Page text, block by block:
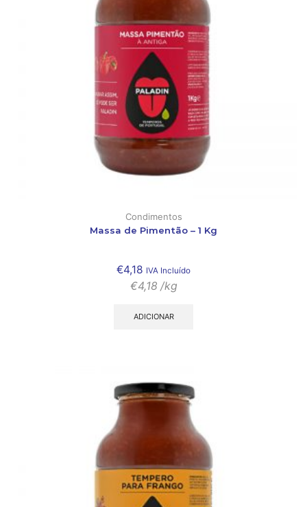
Condimentos
Massa de Pimentão – 1 Kg
€4,18 IVA Incluído
€4,18 /kg
ADICIONAR